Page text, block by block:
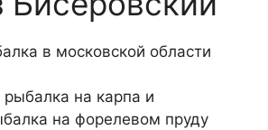
на карпа и
на форелевом пруду